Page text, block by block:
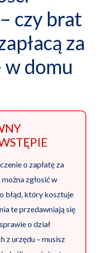
czy brat
za
domu
o zapłatę za
zgłosić w
błąd, który kosztuje
te przedawniają się
o dział
z urzędu – musisz